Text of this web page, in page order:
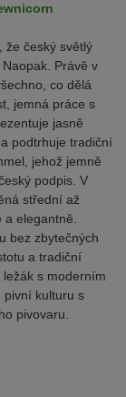
že český světlý
Právě v
co dělá
jemná práce s
jasně
podtrhuje tradiční
jehož jemně
podpis. V
střední až
elegantně.
bez zbytečných
a tradiční
s moderním
pivní kulturu s
pivovaru.